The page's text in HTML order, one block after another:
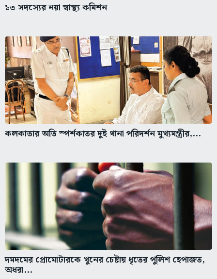
১৩ সদস্যের নয়া স্বাস্থ্য কমিশন
কলকাতার অতি স্পর্শকাতর দুই থানা পরিদর্শন মুখ্যমন্ত্রীর,...
দমদমের প্রোমোটারকে খুনের চেষ্টায় ধৃতের পুলিশ হেপাজত,
অধরা...